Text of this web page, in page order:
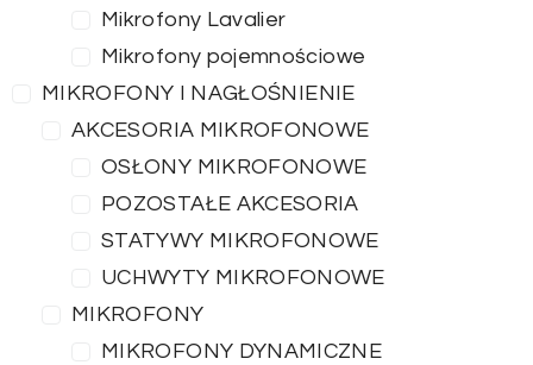
Mikrofony Lavalier
Mikrofony pojemnościowe
MIKROFONY I NAGŁOŚNIENIE
AKCESORIA MIKROFONOWE
OSŁONY MIKROFONOWE
POZOSTAŁE AKCESORIA
STATYWY MIKROFONOWE
UCHWYTY MIKROFONOWE
MIKROFONY
MIKROFONY DYNAMICZNE